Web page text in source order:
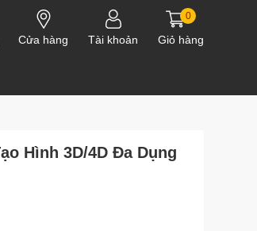
Cửa hàng Tài khoản
0
Giỏ hàng
Hình 3D/4D Đa Dụng